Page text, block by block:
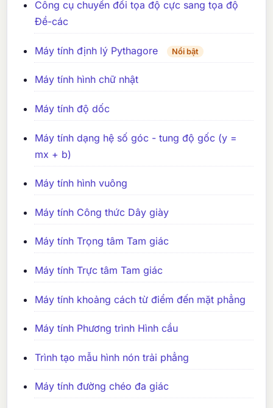
Công cụ chuyển đổi tọa độ cực sang tọa độ
Đề-các
Máy tính định lý Pythagore Nổi bật
Máy tính hình chữ nhật
Máy tính độ dốc
Máy tính dạng hệ số góc - tung độ gốc (y =
mx + b)
Máy tính hình vuông
Máy tính Công thức Dây giày
Máy tính Trọng tâm Tam giác
Máy tính Trực tâm Tam giác
Máy tính khoảng cách từ điểm đến mặt phẳng
Máy tính Phương trình Hình cầu
Trình tạo mẫu hình nón trải phẳng
Máy tính đường chéo đa giác